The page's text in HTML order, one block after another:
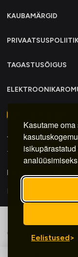
Kasutame
Eelistused
KAUBAMÄRGID
TAGASTUSÕIGUS
Juriidiline aadress:
Trummi tn 30y,
Kauba väljastamine:
E-R – 9.00 – 18.00
© 2025 by Veebiagentuur